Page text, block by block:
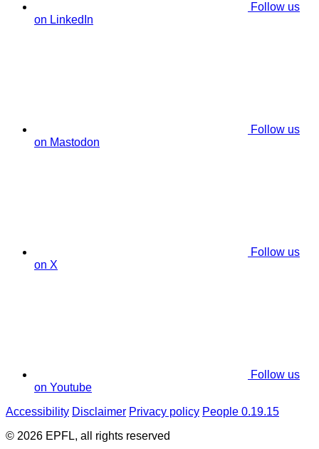
Follow us
on LinkedIn
Follow us
on Mastodon
Follow us
on X
Follow us
on Youtube
Accessibility Disclaimer Privacy policy People 0.19.15
© 2026 EPFL, all rights reserved